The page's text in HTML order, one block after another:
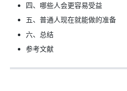
四、哪些人会更容易受益
五、普通人现在就能做的准备
六、总结
参考文献